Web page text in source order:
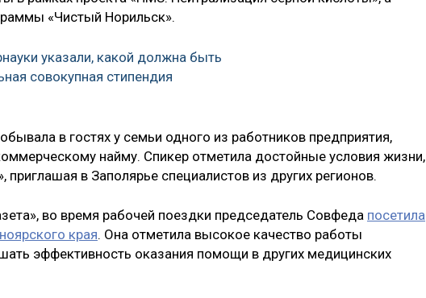
«Чистый Норильск».
указал­и, какой должна быть
совокупная стипендия
в гостях у семьи одного из работников предприятия,
найму. Спикер отметила достойные условия жизни,
в Заполярье специалистов из других регионов.
во время рабочей поездки председатель Совфеда посетила
края. Она отметила высокое качество работы
эффективность оказания помощи в других медицинских